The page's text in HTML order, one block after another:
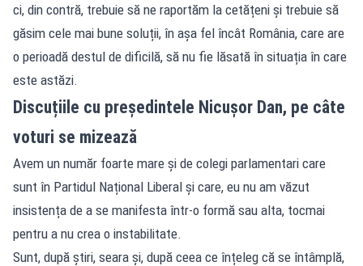
ci, din contră, trebuie să ne raportăm la cetățeni și trebuie să
găsim cele mai bune soluții, în așa fel încât România, care are
o perioadă destul de dificilă, să nu fie lăsată în situația în care
este astăzi.
Discuțiile cu președintele Nicușor Dan, pe câte
voturi se mizează
Avem un număr foarte mare și de colegi parlamentari care
sunt în Partidul Național Liberal și care, eu nu am văzut
insistența de a se manifesta într-o formă sau alta, tocmai
pentru a nu crea o instabilitate.
Sunt, după știri, seara și, după ceea ce înțeleg că se întâmplă,